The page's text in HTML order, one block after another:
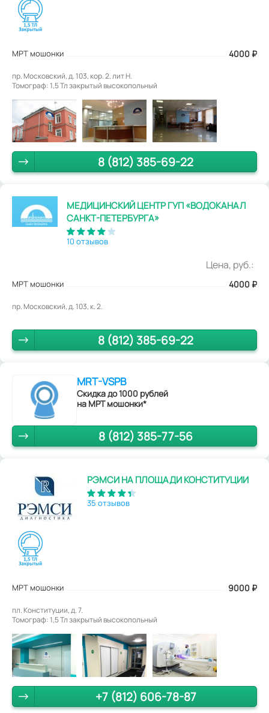
МРТ мошонки 4000 ₽
пр. Московский, д. 103, кор. 2, лит Н.
Томограф: 1,5 Тл закрытый высокопольный
8 (812) 385-69-22
МЕДИЦИНСКИЙ ЦЕНТР ГУП «ВОДОКАНАЛ
САНКТ-ПЕТЕРБУРГА»
10 отзывов
Цена, руб.:
МРТ мошонки 4000 ₽
пр. Московский, д. 103, к. 2.
8 (812) 385-69-22
MRT-VSPB
Скидка до 1000 рублей
на МРТ мошонки*
8 (812) 385-77-56
РЭМСИ НА ПЛОЩАДИ КОНСТИТУЦИИ
35 отзывов
МРТ мошонки 9000 ₽
пл. Конституции, д. 7.
Томограф: 1,5 Тл закрытый высокопольный
+7 (812) 606-78-87